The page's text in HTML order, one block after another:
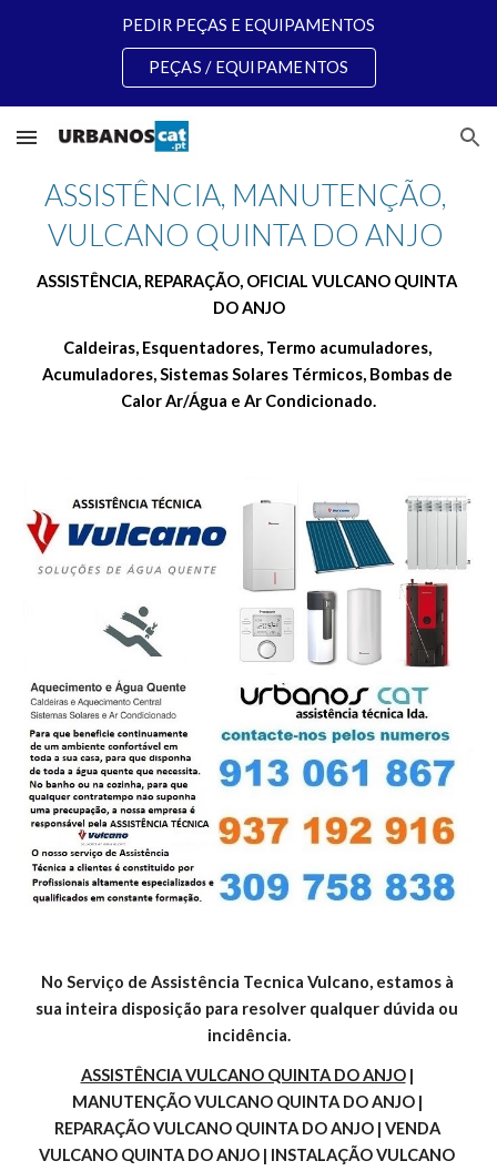
PEDIR PEÇAS E EQUIPAMENTOS
PEÇAS / EQUIPAMENTOS
ASSISTÊNCIA, MANUTENÇÃO,
VULCANO QUINTA DO ANJO
ASSISTÊNCIA, REPARAÇÃO, OFICIAL VULCANO QUINTA
DO ANJO
Caldeiras, Esquentadores, Termo acumuladores,
Acumuladores, Sistemas Solares Térmicos, Bombas de
Calor Ar/Água e Ar Condicionado.
No Serviço de Assistência Tecnica Vulcano, estamos à
sua inteira disposição para resolver qualquer dúvida ou
incidência.
ASSISTÊNCIA VULCANO QUINTA DO ANJO |
MANUTENÇÃO VULCANO QUINTA DO ANJO |
REPARAÇÃO VULCANO QUINTA DO ANJO | VENDA
VULCANO QUINTA DO ANJO | INSTALAÇÃO VULCANO